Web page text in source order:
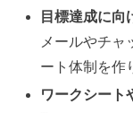
目標達成に向
メールやチャ
ート体制を作
ワークシート